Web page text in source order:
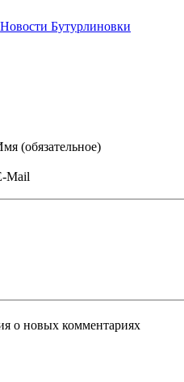
Новости Бутурлиновки
(обязательное)
Mail
о новых комментариях